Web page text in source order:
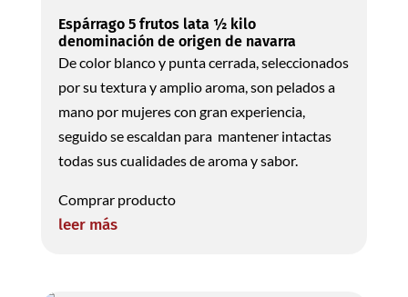
Espárrago 5 frutos lata ½ kilo
denominación de origen de navarra
De color blanco y punta cerrada, seleccionados
por su textura y amplio aroma, son pelados a
mano por mujeres con gran experiencia,
seguido se escaldan para mantener intactas
todas sus cualidades de aroma y sabor.
Comprar producto
leer más